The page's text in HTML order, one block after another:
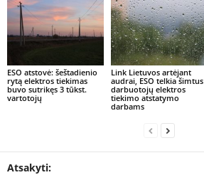
ESO atstovė: šeštadienio
rytą elektros tiekimas
buvo sutrikęs 3 tūkst.
vartotojų
Link Lietuvos artėjant
audrai, ESO telkia šimtus
darbuotojų elektros
tiekimo atstatymo
darbams
Atsakyti: